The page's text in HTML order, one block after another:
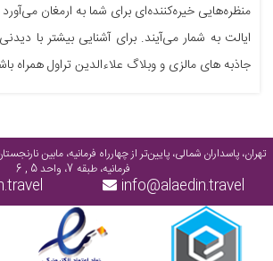
منظره‌هایی خیره‌کننده‌ای برای شما به ارمغان
ایالت به شمار می‌آیند. برای آشنایی بیشتر با
جاذبه های مالزی و وبلاگ علاءالدین تراول همراه
تهران، پاسداران شمالی، پایین‌تر از چهارراه فرمانیه، مابین
فرمانیه، طبقه 7، واحد 5 , 6
info@alaedin.travel